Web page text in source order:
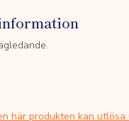
här produkten kan